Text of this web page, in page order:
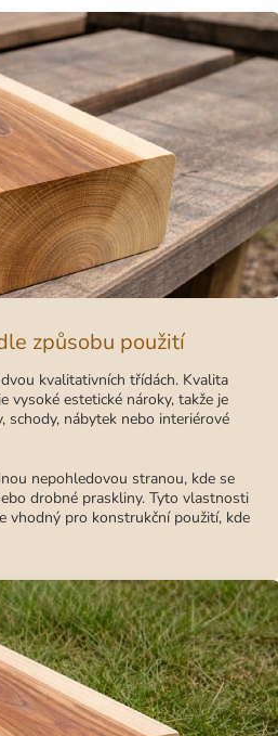
způsobu použití
kvalitativních třídách. Kvalita
vysoké estetické nároky, takže je
nábytek nebo interiérové
nepohledovou stranou, kde se
drobné praskliny. Tyto vlastnosti
vhodný pro konstrukční použití, kde